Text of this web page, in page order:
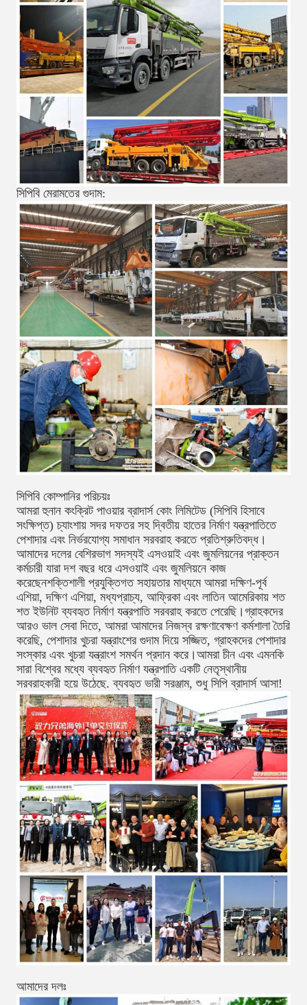
সিপিবি মেরামতের গুদাম:
সিপিবি কোম্পানির পরিচয়ঃ
আমরা হুনান কংক্রিট পাওয়ার ব্রাদার্স কোং লিমিটেড (সিপিবি হিসাবে
সংক্ষিপ্ত) চ্যাংশায় সদর দফতর সহ দ্বিতীয় হাতের নির্মাণ যন্ত্রপাতিতে
পেশাদার এবং নির্ভরযোগ্য সমাধান সরবরাহ করতে প্রতিশ্রুতিবদ্ধ।
আমাদের দলের বেশিরভাগ সদস্যই এসওয়াই এবং জুমলিয়নের প্রাক্তন
কর্মচারী যারা দশ বছর ধরে এসওয়াই এবং জুমলিয়নে কাজ
করেছেনশক্তিশালী প্রযুক্তিগত সহায়তার মাধ্যমে আমরা দক্ষিণ-পূর্ব
এশিয়া, দক্ষিণ এশিয়া, মধ্যপ্রাচ্য, আফ্রিকা এবং লাতিন আমেরিকায় শত
শত ইউনিট ব্যবহৃত নির্মাণ যন্ত্রপাতি সরবরাহ করতে পেরেছি।গ্রাহকদের
আরও ভাল সেবা দিতে, আমরা আমাদের নিজস্ব রক্ষণাবেক্ষণ কর্মশালা তৈরি
করেছি, পেশাদার খুচরা যন্ত্রাংশের গুদাম দিয়ে সজ্জিত, গ্রাহকদের পেশাদার
সংস্কার এবং খুচরা যন্ত্রাংশ সমর্থন প্রদান করে।আমরা চীন এবং এমনকি
সারা বিশ্বের মধ্যে ব্যবহৃত নির্মাণ যন্ত্রপাতি একটি নেতৃস্থানীয়
সরবরাহকারী হয়ে উঠেছে. ব্যবহৃত ভারী সরঞ্জাম, শুধু সিপি ব্রাদার্স আসা!
আমাদের দলঃ